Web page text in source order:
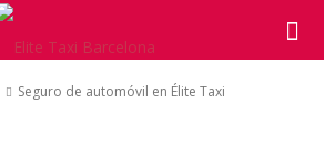
Seguro de automóvil en Élite Taxi